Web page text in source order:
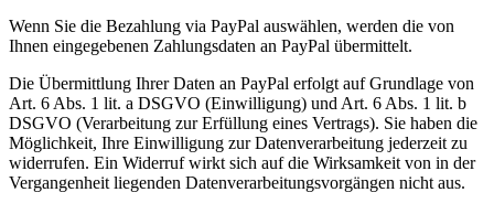
Wenn Sie die Bezahlung via PayPal auswählen, werden die von
Ihnen eingegebenen Zahlungsdaten an PayPal übermittelt.
Die Übermittlung Ihrer Daten an PayPal erfolgt auf Grundlage von
Art. 6 Abs. 1 lit. a DSGVO (Einwilligung) und Art. 6 Abs. 1 lit. b
DSGVO (Verarbeitung zur Erfüllung eines Vertrags). Sie haben die
Möglichkeit, Ihre Einwilligung zur Datenverarbeitung jederzeit zu
widerrufen. Ein Widerruf wirkt sich auf die Wirksamkeit von in der
Vergangenheit liegenden Datenverarbeitungsvorgängen nicht aus.